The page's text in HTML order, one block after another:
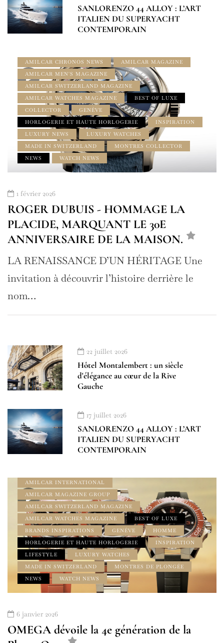
SANLORENZO 44 ALLOY : L’ART
ITALIEN DU SUPERYACHT
CONTEMPORAIN
AMILCAR CHRONOS NEWS
AMILCAR MAGAZINE
AMILCAR MEN'S MAGAZINE
AMILCAR SWITZERLAND MAGAZINE
AMILCAR WATCHES MAGAZINE
BEST OF LUXE
COLLECTOR
GENÈVE
HORLOGERIE ET HAUTE HORLOGERIE
INSPIRATION
LUXURY NEWS
LUXURY WATCHES
MADE IN SWITZERLAND
MONTRES COLLECTOR
NEWS
WATCH NEWS
1 février 2026
ROGER DUBUIS - HOMMAGE LA
PLACIDE, MARQUANT LE 30E
ANNIVERSAIRE DE LA MAISON.
LA RENAISSANCE D’UN HÉRITAGE Une
invitation à découvrir l’histoire derrière le
nom…
22 juillet 2026
Hôtel Montalembert : un siècle
d'élégance au cœur de la Rive
Gauche
17 juillet 2026
SANLORENZO 44 ALLOY : L’ART
ITALIEN DU SUPERYACHT
CONTEMPORAIN
AMILCAR INTERNATIONAL
AMILCAR MAGAZINE GROUP
AMILCAR SWITZERLAND MAGAZINE
AMILCAR WATCHES MAGAZINE
BEST OF LUXE
BRANDS INSPIRATIONS
GENÈVE
HOMME
HORLOGERIE ET HAUTE HORLOGERIE
INSPIRATION
LIFESTYLE
LUXURY WATCHES
MADE IN SWITZERLAND
MONTRES DE PLONGÉE
NEWS
WATCH NEWS
6 janvier 2026
OMEGA dévoile la 4e génération de la